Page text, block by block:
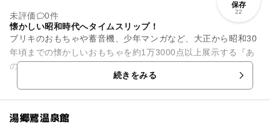
保存
22
未評価
0件
懐かしい昭和時代へタイムスリップ！
ブリキのおもちゃや蓄音機、少年マンガなど、大正から昭和30
年頃までの懐かしいおもちゃを約1万3000点以上展示する『あ
の日のおもちゃ箱・昭和館』。小学校の教室や台所、理容室な
続きをみる
湯郷鷺温泉館